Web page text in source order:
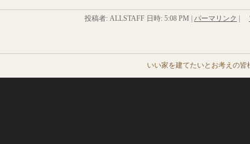
投稿者: ALLSTAFF 日時: 5:08 PM パーマリンク
いい家を建てたいとお考えの皆